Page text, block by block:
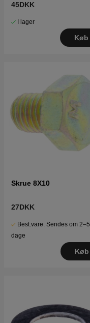
45DKK
I lager
Køb
Skrue 8X10
27DKK
Best.vare. Sendes om 2–5
dage
Køb